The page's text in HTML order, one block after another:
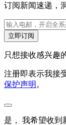
订阅新闻速递，
立即订阅
只想接收感兴趣
注册即表示我接
保护声明 。
是， 我希望收到